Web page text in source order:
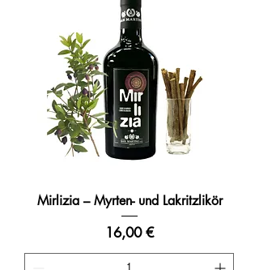
Mirlizia – Myrten- und Lakritzlikör
Preis
16,00 €